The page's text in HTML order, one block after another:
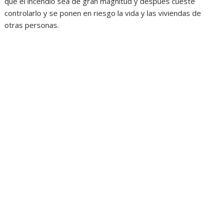
controlarlo y se ponen en riesgo la vida y las viviendas de
otras personas.